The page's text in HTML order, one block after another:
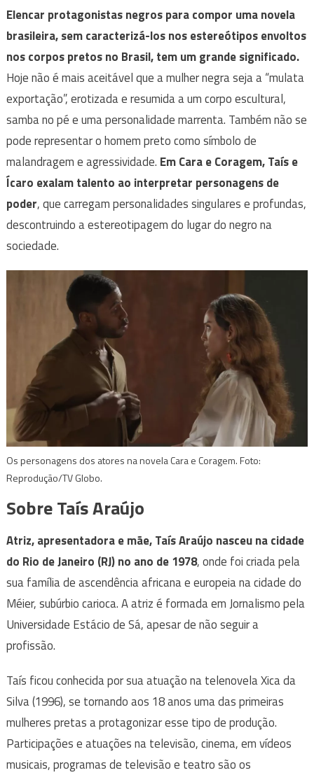
Elencar protagonistas negros para compor uma novela
brasileira, sem caracterizá-los nos estereótipos envoltos
nos corpos pretos no Brasil, tem um grande significado.
Hoje não é mais aceitável que a mulher negra seja a “mulata
exportação”, erotizada e resumida a um corpo escultural,
samba no pé e uma personalidade marrenta. Também não se
pode representar o homem preto como símbolo de
malandragem e agressividade. Em Cara e Coragem, Taís e
Ícaro exalam talento ao interpretar personagens de
poder, que carregam personalidades singulares e profundas,
descontruindo a estereotipagem do lugar do negro na
sociedade.
Os personagens dos atores na novela Cara e Coragem. Foto:
Reprodução/TV Globo.
Sobre Taís Araújo
Atriz, apresentadora e mãe, Taís Araújo nasceu na cidade
do Rio de Janeiro (RJ) no ano de 1978, onde foi criada pela
sua família de ascendência africana e europeia na cidade do
Méier, subúrbio carioca. A atriz é formada em Jornalismo pela
Universidade Estácio de Sá, apesar de não seguir a
profissão.
Taís ficou conhecida por sua atuação na telenovela Xica da
Silva (1996), se tornando aos 18 anos uma das primeiras
mulheres pretas a protagonizar esse tipo de produção.
Participações e atuações na televisão, cinema, em vídeos
musicais, programas de televisão e teatro são os